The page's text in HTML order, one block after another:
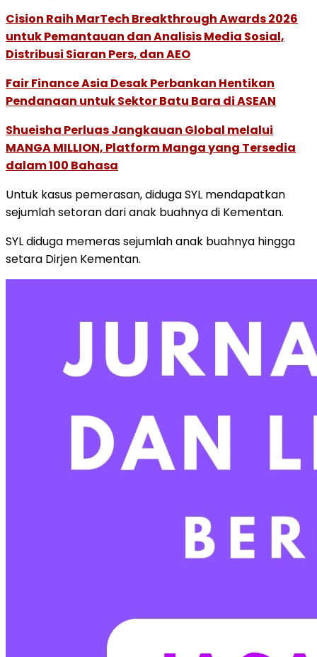
Cision Raih MarTech Breakthrough Awards 2026
untuk Pemantauan dan Analisis Media Sosial,
Distribusi Siaran Pers, dan AEO
Fair Finance Asia Desak Perbankan Hentikan
Pendanaan untuk Sektor Batu Bara di ASEAN
Shueisha Perluas Jangkauan Global melalui
MANGA MILLION, Platform Manga yang Tersedia
dalam 100 Bahasa
Untuk kasus pemerasan, diduga SYL mendapatkan
sejumlah setoran dari anak buahnya di Kementan.
SYL diduga memeras sejumlah anak buahnya hingga
setara Dirjen Kementan.